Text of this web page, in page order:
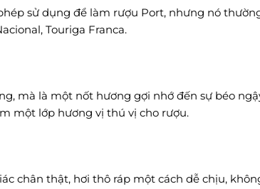
sử dụng để làm rượu Port, nhưng nó
Touriga Franca.
mà là một nốt hương gợi nhớ đến sự béo
một lớp hương vị thú vị cho rượu.
chân thật, hơi thô ráp một cách dễ chịu,